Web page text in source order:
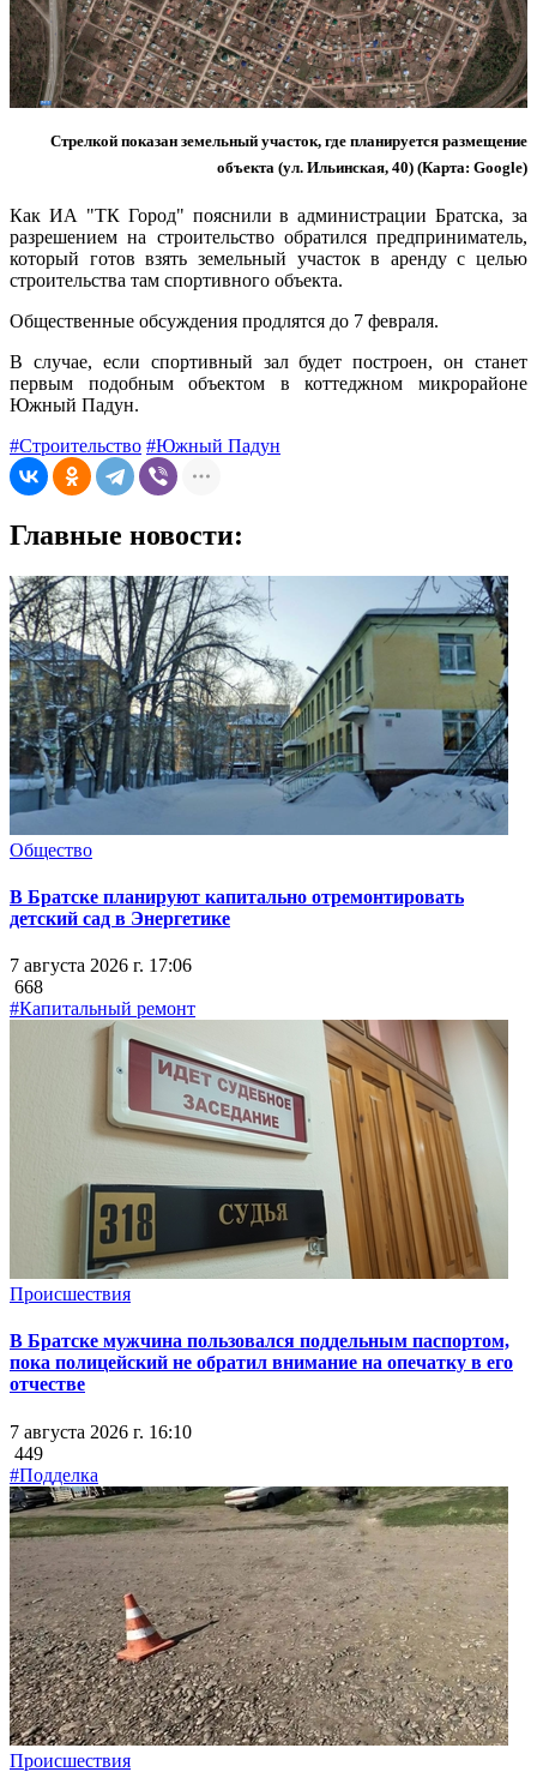
Стрелкой показан земельный участок, где планируется размещение
объекта (ул. Ильинская, 40) (Карта: Google)
Как ИА "ТК Город" пояснили в администрации Братска, за
разрешением на строительство обратился предприниматель,
который готов взять земельный участок в аренду с целью
строительства там спортивного объекта.
Общественные обсуждения продлятся до 7 февраля.
В случае, если спортивный зал будет построен, он станет
первым подобным объектом в коттеджном микрорайоне
Южный Падун.
#Строительство #Южный Падун
Главные новости:
Общество
В Братске планируют капитально отремонтировать
детский сад в Энергетике
7 августа 2026 г. 17:06
668
#Капитальный ремонт
Происшествия
В Братске мужчина пользовался поддельным паспортом,
пока полицейский не обратил внимание на опечатку в его
отчестве
7 августа 2026 г. 16:10
449
#Подделка
Происшествия